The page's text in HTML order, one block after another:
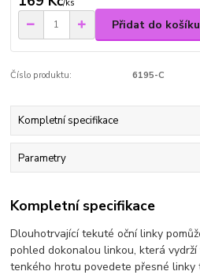
/ks
Přidat do košíku
Číslo produktu: 6195-C
Kompletní specifikace
Parametry
Kompletní specifikace
Dlouhotrvající tekuté oční linky
pohled dokonalou linkou, která
tenkého hrotu povedete přesné linky